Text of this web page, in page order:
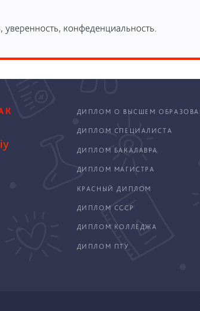
уверенность, конфеденциальность.
ДИПЛОМ О ВЫСШЕМ
ДИПЛОМ СПЕЦИАЛИСТА
ДИПЛОМ БАКАЛАВРА
ДИПЛОМ МАГИСТРА
КРАСНЫЙ ДИПЛОМ
ДИПЛОМ СССР
ДИПЛОМ КОЛЛЕДЖА
ДИПЛОМ ПТУ